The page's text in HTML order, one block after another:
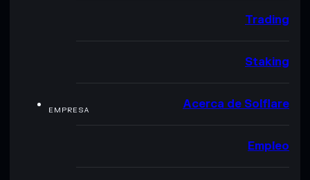
Trading
Staking
EMPRESA Acerca de Solflare
Empleo